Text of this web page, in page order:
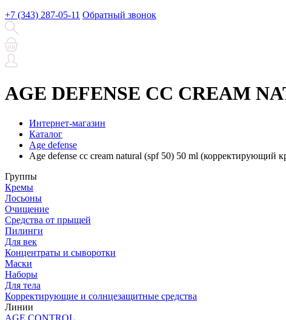
+7 (343) 287-05-11 Обратный звонок
AGE DEFENSE CC CREAM
Интернет-магазин
Каталог
Age defense
Age defense cc cream natural (spf 50) 50 ml (корректирующий
Группы
Кремы
Лосьоны
Очищение
Средства от прыщей
Пилинги
Для век
Концентраты и сыворотки
Маски
Наборы
Для тела
Корректирующие и солнцезащитные средства
Линии
AGE CONTROL